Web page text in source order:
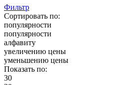
Фильтр
Сортировать по:
популярности
популярности
алфавиту
увеличению цены
уменьшению цены
Показать по:
30